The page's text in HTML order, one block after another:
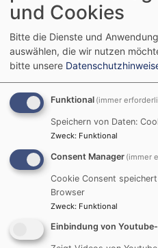
Trauerfeier legt das
selbst Kontakt mit dem
Vorgespräch zur
Der Pfarrer/die Pfarrerin
Gesprächstermin
dazu, welche Angehörigen
Trauerfeier dabei sein
Zeit sein für Ihre Trauer, für
Erzählungen von dem/der
die Trauerfeier besprochen
beantwortet.
und Cookies
Bitte die Dienste und
auswählen, die wir nutzen
bitte unsere
Funktional (immer
Speichern von Daten:
Zweck: Funktional
Consent Manager (immer
Cookie Consent
Browser
Zweck: Funktional
Einbindung von